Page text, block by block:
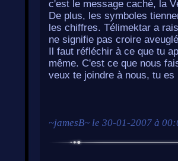
c'est le message caché, la
De plus, les symboles
les chiffres. Télimektar a
ne signifie pas croire
Il faut réfléchir à ce que tu
même. C'est ce que nous
veux te joindre à nous, tu
~jamesB~ le 30-01-2007 à